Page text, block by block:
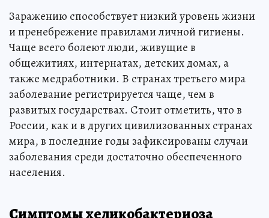
Заражению способствует низкий уровень жизни
и пренебрежение правилами личной гигиены.
Чаще всего болеют люди, живущие в
общежитиях, интернатах, детских домах, а
также медработники. В странах третьего мира
заболевание регистрируется чаще, чем в
развитых государствах. Стоит отметить, что в
России, как и в других цивилизованных странах
мира, в последние годы зафиксированы случаи
заболевания среди достаточно обеспеченного
населения.
Симптомы хеликобактериоза